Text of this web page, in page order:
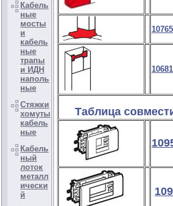
Кабель
ные
мосты
и
кабель
ные
трапы
и ИДН
наполь
ные
Стяжки
хомуты
кабель
ные
Кабель
ный
лоток
металл
ически
й
10681
Таблица